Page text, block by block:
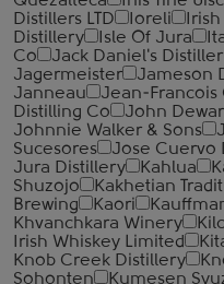
Distillers LTD
Ioreli
Distillery
Isle Of Jura
Co
Jack Daniel's
Jagermeister
Jameson
Janneau
Jean-Francois
Distilling Co
John
Johnnie Walker & Sons
Sucesores
Jose Cuervo
Jura Distillery
Kahlua
Shuzojo
Kakhetian
Brewing
Kaori
Khvanchkara Winery
Irish Whiskey Limited
Knob Creek Distillery
Sohonten
Kumesen